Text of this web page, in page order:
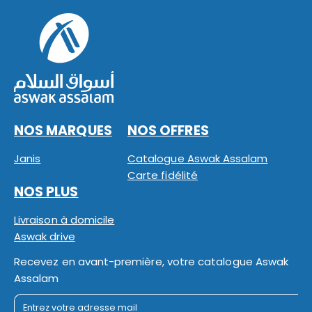
NOS MARQUES
Janis
NOS OFFRES
Catalogue Aswak Assalam
Carte fidélité
NOS PLUS
Livraison à domicile
Aswak drive
Recevez en avant-première, votre catalogue Aswak
Assalam